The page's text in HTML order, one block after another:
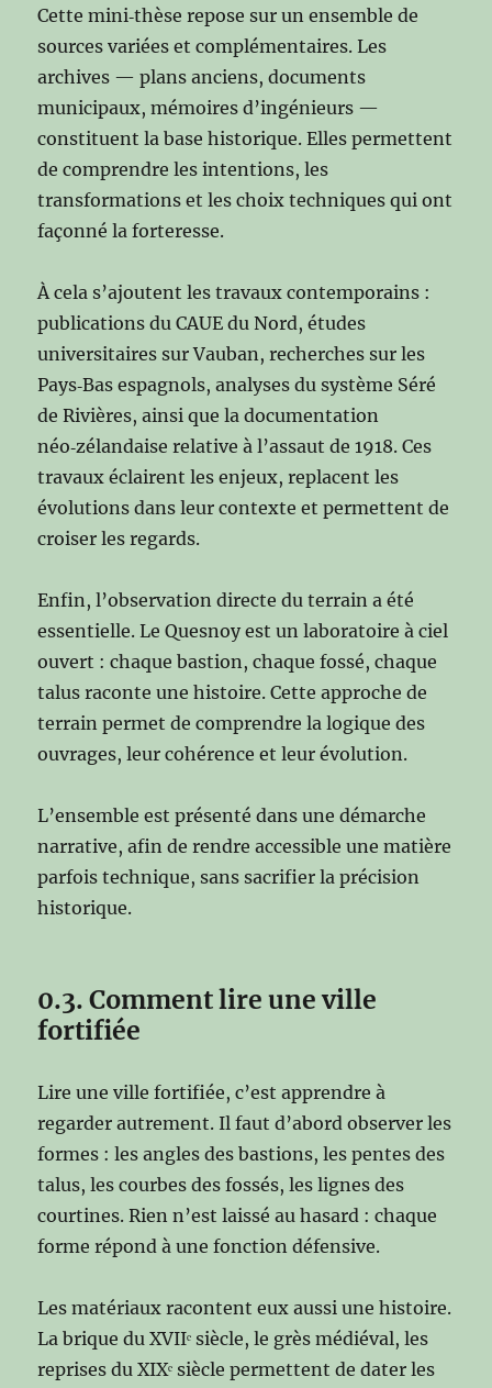
Cette mini‑thèse repose sur un ensemble de
sources variées et complémentaires. Les
archives — plans anciens, documents
municipaux, mémoires d’ingénieurs —
constituent la base historique. Elles permettent
de comprendre les intentions, les
transformations et les choix techniques qui ont
façonné la forteresse.
À cela s’ajoutent les travaux contemporains :
publications du CAUE du Nord, études
universitaires sur Vauban, recherches sur les
Pays‑Bas espagnols, analyses du système Séré
de Rivières, ainsi que la documentation
néo‑zélandaise relative à l’assaut de 1918. Ces
travaux éclairent les enjeux, replacent les
évolutions dans leur contexte et permettent de
croiser les regards.
Enfin, l’observation directe du terrain a été
essentielle. Le Quesnoy est un laboratoire à ciel
ouvert : chaque bastion, chaque fossé, chaque
talus raconte une histoire. Cette approche de
terrain permet de comprendre la logique des
ouvrages, leur cohérence et leur évolution.
L’ensemble est présenté dans une démarche
narrative, afin de rendre accessible une matière
parfois technique, sans sacrifier la précision
historique.
0.3. Comment lire une ville
fortifiée
Lire une ville fortifiée, c’est apprendre à
regarder autrement. Il faut d’abord observer les
formes : les angles des bastions, les pentes des
talus, les courbes des fossés, les lignes des
courtines. Rien n’est laissé au hasard : chaque
forme répond à une fonction défensive.
Les matériaux racontent eux aussi une histoire.
La brique du XVIIᵉ siècle, le grès médiéval, les
reprises du XIXᵉ siècle permettent de dater les